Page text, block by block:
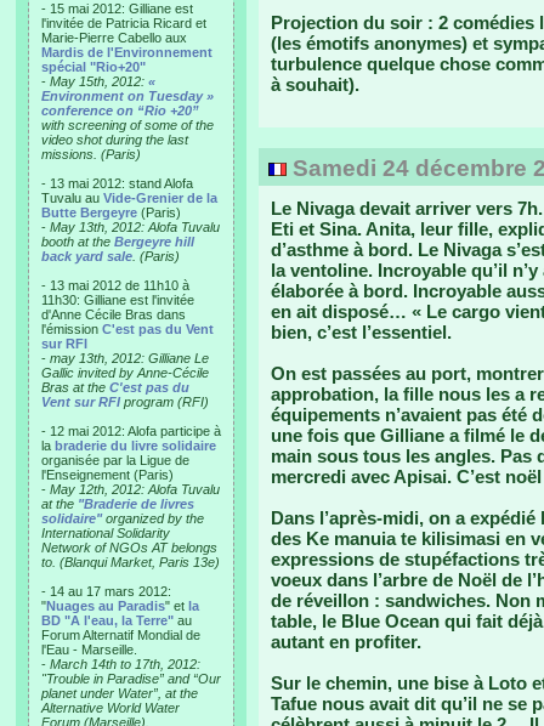
- 15 mai 2012: Gilliane est
l'invitée de Patricia Ricard et
Marie-Pierre Cabello aux
Mardis de l'Environnement
spécial "Rio+20"
- May 15th, 2012: «
Environment on Tuesday »
conference on “Rio +20”
with screening of some of the
video shot during the last
missions. (Paris)
- 13 mai 2012: stand Alofa
Tuvalu au Vide-Grenier de la
Butte Bergeyre (Paris)
- May 13th, 2012: Alofa Tuvalu
booth at the Bergeyre hill
back yard sale . (Paris)
- 13 mai 2012 de 11h10 à
11h30: Gilliane est l'invitée
d'Anne Cécile Bras dans
l'émission C'est pas du Vent
sur RFI
- may 13th, 2012: Gilliane Le
Gallic invited by Anne-Cécile
Bras at the C'est pas du
Vent sur RFI program (RFI)
- 12 mai 2012: Alofa participe à
la braderie du livre solidaire
organisée par la Ligue de
l'Enseignement (Paris)
- May 12th, 2012: Alofa Tuvalu
at the "Braderie de livres
solidaire"organized by the
International Solidarity
Network of NGOs AT belongs
to. (Blanqui Market, Paris 13e)
- 14 au 17 mars 2012:
"Nuages au Paradis" et la
BD "A l'eau, la Terre" au
Forum Alternatif Mondial de
l'Eau - Marseille.
- March 14th to 17th, 2012:
"Trouble in Paradise” and “Our
planet under Water”, at the
Alternative World Water
Forum (Marseille).
Projection du soir : 2 comédies
(les émotifs anonymes) et
turbulence quelque chose
à souhait).
Samedi 24 décembre
Le Nivaga devait arriver vers
Eti et Sina. Anita, leur fille,
d’asthme à bord. Le Nivaga
la ventoline. Incroyable qu’il
élaborée à bord. Incroyable
en ait disposé… « Le cargo
bien, c’est l’essentiel.
On est passées au port,
approbation, la fille nous les a
équipements n’avaient pas été
une fois que Gilliane a filmé le
main sous tous les angles. Pas
mercredi avec Apisai. C’est
Dans l’après-midi, on a
des Ke manuia te kilisimasi en
expressions de stupéfactions
voeux dans l’arbre de Noël de
de réveillon : sandwiches. Non
table, le Blue Ocean qui fait
autant en profiter.
Sur le chemin, une bise à Loto
Tafue nous avait dit qu’il ne se